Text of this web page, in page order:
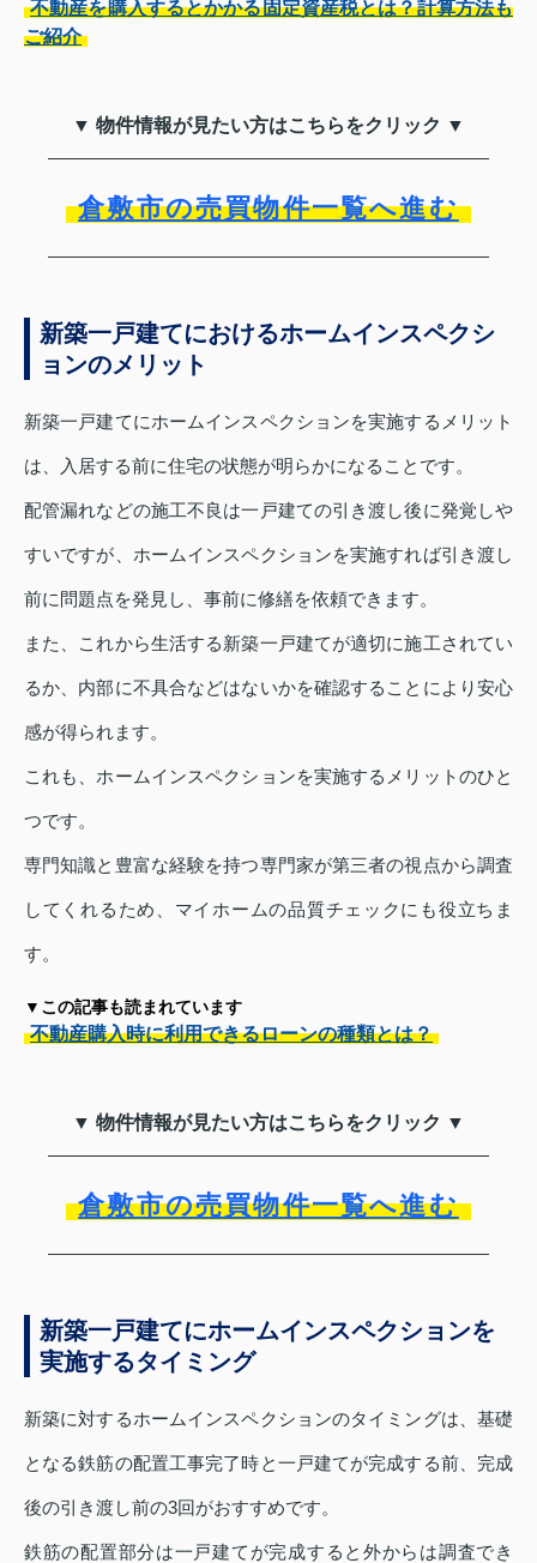
不動産を購入するとかかる固定資産税とは？計算方法も
ご紹介
▼ 物件情報が見たい方はこちらをクリック ▼
倉敷市の売買物件一覧へ進む
新築一戸建てにおけるホームインスペクシ
ョンのメリット
新築一戸建てにホームインスペクションを実施するメリット
は、入居する前に住宅の状態が明らかになることです。
配管漏れなどの施工不良は一戸建ての引き渡し後に発覚しや
すいですが、ホームインスペクションを実施すれば引き渡し
前に問題点を発見し、事前に修繕を依頼できます。
また、これから生活する新築一戸建てが適切に施工されてい
るか、内部に不具合などはないかを確認することにより安心
感が得られます。
これも、ホームインスペクションを実施するメリットのひと
つです。
専門知識と豊富な経験を持つ専門家が第三者の視点から調査
してくれるため、マイホームの品質チェックにも役立ちま
す。
▼この記事も読まれています
不動産購入時に利用できるローンの種類とは？
▼ 物件情報が見たい方はこちらをクリック ▼
倉敷市の売買物件一覧へ進む
新築一戸建てにホームインスペクションを
実施するタイミング
新築に対するホームインスペクションのタイミングは、基礎
となる鉄筋の配置工事完了時と一戸建てが完成する前、完成
後の引き渡し前の3回がおすすめです。
鉄筋の配置部分は一戸建てが完成すると外からは調査でき